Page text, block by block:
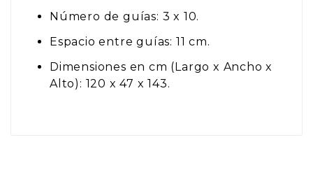
Número de guías: 3 x 10.
Espacio entre guías: 11 cm.
Dimensiones en cm (Largo x Ancho x
Alto): 120 x 47 x 143.